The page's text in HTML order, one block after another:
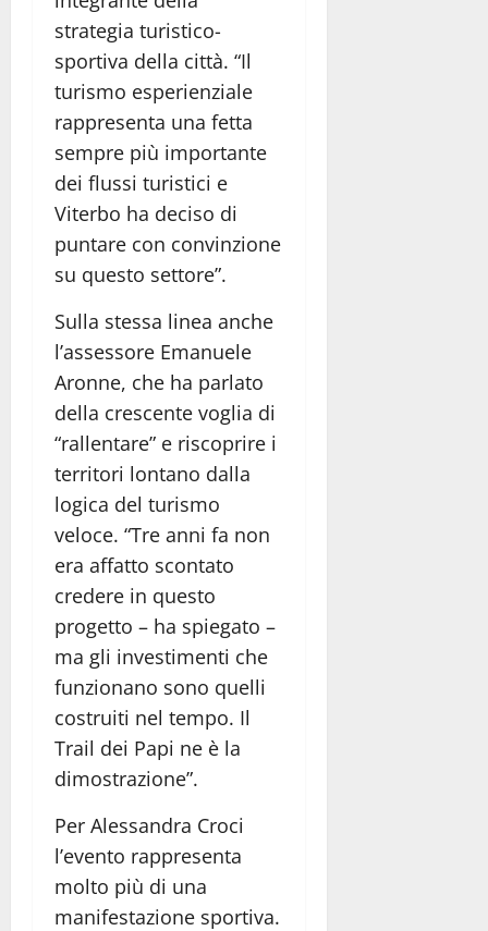
strategia turistico-
sportiva della città. “Il
turismo esperienziale
rappresenta una fetta
sempre più importante
dei flussi turistici e
Viterbo ha deciso di
puntare con convinzione
su questo settore”.
Sulla stessa linea anche
l’assessore Emanuele
Aronne, che ha parlato
della crescente voglia di
“rallentare” e riscoprire i
territori lontano dalla
logica del turismo
veloce. “Tre anni fa non
era affatto scontato
credere in questo
progetto – ha spiegato –
ma gli investimenti che
funzionano sono quelli
costruiti nel tempo. Il
Trail dei Papi ne è la
dimostrazione”.
Per Alessandra Croci
l’evento rappresenta
molto più di una
manifestazione sportiva.